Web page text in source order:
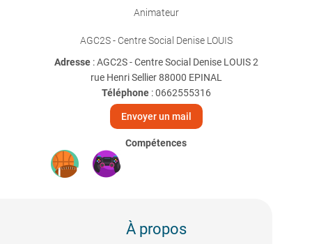
Animateur
AGC2S - Centre Social Denise LOUIS
Adresse : AGC2S - Centre Social Denise LOUIS 2
rue Henri Sellier 88000 EPINAL
Téléphone:0662555316
Envoyer un mail
Compétences
À propos